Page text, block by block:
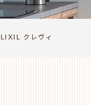
LIXIL クレヴィ